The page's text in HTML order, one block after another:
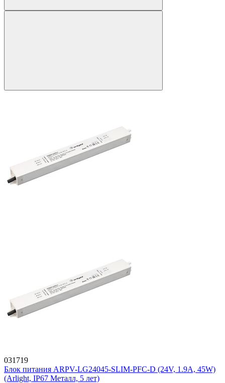
031719
Блок питания ARPV-LG24045-SLIM-PFC-D (24V, 1.9A, 45W)
(Arlight, IP67 Металл, 5 лет)